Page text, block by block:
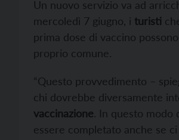
Un nuovo servizio va ad
mercoledì 7 giugno, i turisti
prima dose di vaccino possono
proprio comune.
“Questo provvedimento –
chi dovrebbe diversamente
vaccinazione. In questo modo
essere completato anche se